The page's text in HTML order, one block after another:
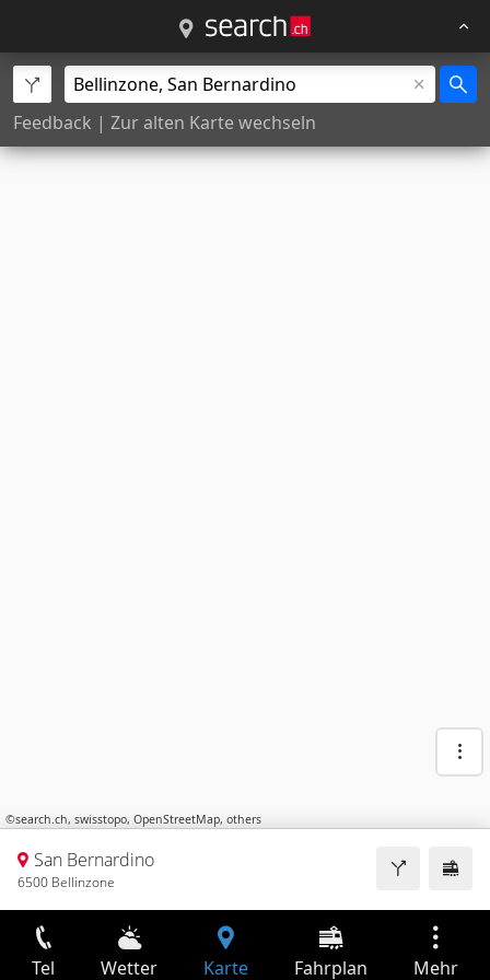
Feedback | Zur alten Karte wechseln
©search.ch, swisstopo, OpenStreetMap, others
San Bernardino
6500 Bellinzone
Tel Wetter Karte Fahrplan Mehr